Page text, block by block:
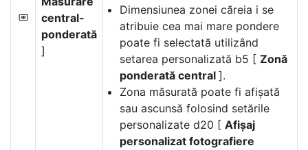
M
central-
ponderată
]
Dimensiunea zonei căreia i se
atribuie cea mai mare pondere
poate fi selectată utilizând
setarea personalizată b5 [ Zonă
ponderată central ].
Zona măsurată poate fi afișată
sau ascunsă folosind setările
personalizate d20 [ Afișaj
personalizat fotografiere